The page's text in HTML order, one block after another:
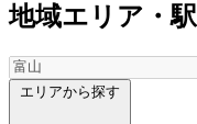
地域エリア・駅
エリアから探す